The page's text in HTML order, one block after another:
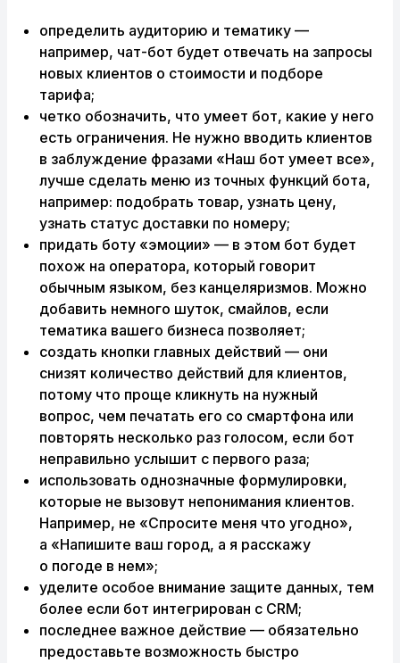
определить аудиторию и тематику —
например, чат-бот будет отвечать на запросы
новых клиентов о стоимости и подборе
тарифа;
четко обозначить, что умеет бот, какие у него
есть ограничения. Не нужно вводить клиентов
в заблуждение фразами «Наш бот умеет все»,
лучше сделать меню из точных функций бота,
например: подобрать товар, узнать цену,
узнать статус доставки по номеру;
придать боту «эмоции» — в этом бот будет
похож на оператора, который говорит
обычным языком, без канцеляризмов. Можно
добавить немного шуток, смайлов, если
тематика вашего бизнеса позволяет;
создать кнопки главных действий — они
снизят количество действий для клиентов,
потому что проще кликнуть на нужный
вопрос, чем печатать его со смартфона или
повторять несколько раз голосом, если бот
неправильно услышит с первого раза;
использовать однозначные формулировки,
которые не вызовут непонимания клиентов.
Например, не «Спросите меня что угодно»,
а «Напишите ваш город, а я расскажу
о погоде в нем»;
уделите особое внимание защите данных, тем
более если бот интегрирован с CRM;
последнее важное действие — обязательно
предоставьте возможность быстро